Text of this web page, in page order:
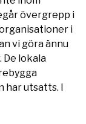
övergrepp i
i
vi göra ännu
lokala
har utsatts. I